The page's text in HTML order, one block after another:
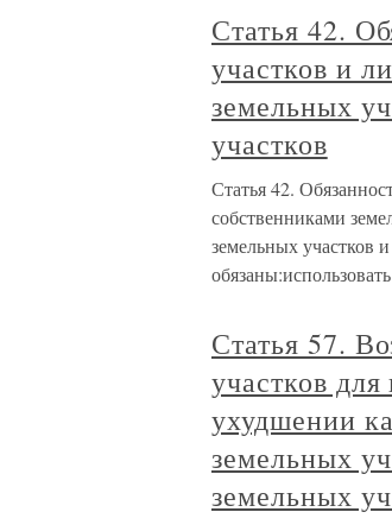
Статья 42.
участков и
земельных
участков
Статья 42.
собственниками
земельных участков
Статья 57.
участков
ухудшении
земельных
земельных